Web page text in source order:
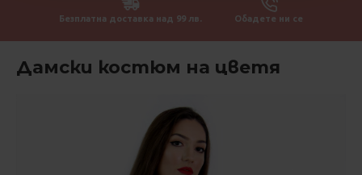
Безплатна доставка над 99 лв. Обадете ни се
Дамски костюм на цветя